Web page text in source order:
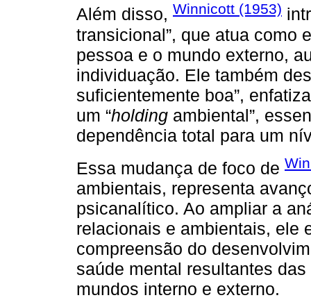
Além disso, Winnicott (1953)
transicional”, que atua como
pessoa e o mundo externo,
individuação. Ele também
suficientemente boa”,
um “holding ambiental”,
dependência total para um
Essa mudança de foco de
ambientais, representa
psicanalítico. Ao ampliar a
relacionais e ambientais, ele
compreensão do
saúde mental resultantes
mundos interno e externo.